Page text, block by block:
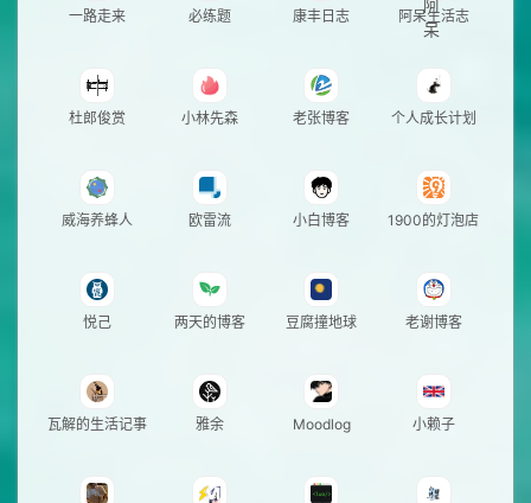
一路走来 必练题 康丰日志 阿呆生活志
杜郎俊赏 小林先森 老张博客 个人成长计划
威海养蜂人 欧雷流 小白博客 1900的灯泡店
悦己 两天的博客 豆腐撞地球 老谢博客
瓦解的生活记事 雅余 Moodlog 小赖子